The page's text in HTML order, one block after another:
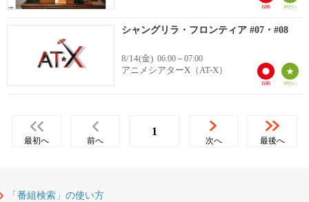
シャングリラ・フロンティア #07・#08
8/14(金) 06:00～07:00
アニメシアターX（AT-X）
最初へ 前へ
1
次へ 最後へ
「番組検索」の使い方